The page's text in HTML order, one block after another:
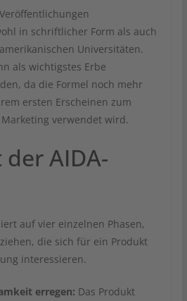
in schriftlicher Form als auch
Universitäten.
als wichtigstes Erbe
da die Formel noch mehr
ersten Erscheinen zum
verwendet wird.
der AIDA-
auf vier einzelnen Phasen,
die sich für ein Produkt
interessieren.
erregen: Das Produkt